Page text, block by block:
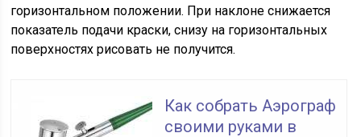
горизонтальном положении. При наклоне снижается
показатель подачи краски, снизу на горизонтальных
поверхностях рисовать не получится.
Как собрать Аэрограф
своими руками в